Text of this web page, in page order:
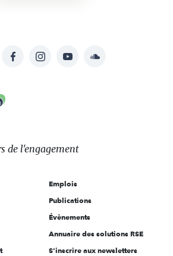
FacebookInstagramYouTubeSoundcloud
de l'engagement
Emplois
Publications
Évènements
Annuaire des solutions RSE
S'inscrire aux newsletters